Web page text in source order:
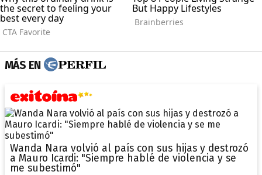
MÁS EN
Wanda Nara volvió al país con sus hijas y destrozó
a Mauro Icardi: "Siempre hablé de violencia y se
me subestimó"